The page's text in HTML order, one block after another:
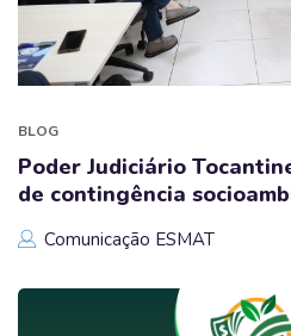
BLOG
Poder Judiciário
de contingência
Comunicação ESMAT